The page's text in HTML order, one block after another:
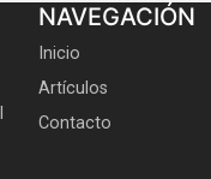
NAVEGACIÓN
Inicio
Artículos
Contacto